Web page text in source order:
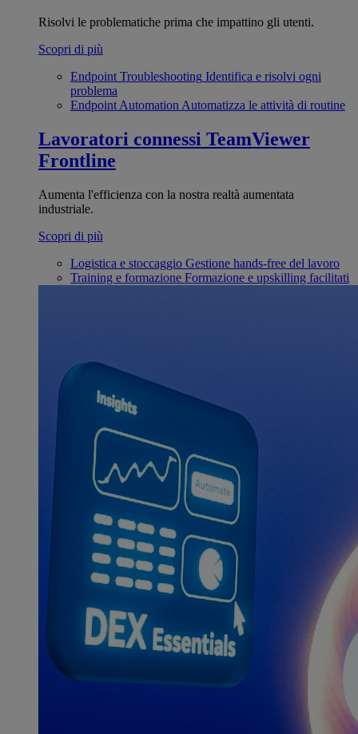
Risolvi le problematiche prima che impattino gli utenti.
Scopri di più
Endpoint Troubleshooting Identifica e risolvi ogni
problema
Endpoint Automation Automatizza le attività di routine
Lavoratori connessi TeamViewer
Frontline
Aumenta l'efficienza con la nostra realtà aumentata
industriale.
Scopri di più
Logistica e stoccaggio Gestione hands-free del lavoro
Training e formazione Formazione e upskilling facilitati